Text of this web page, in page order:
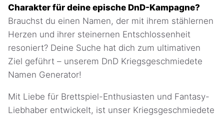
Charakter für deine epische DnD-Kampagne?
Brauchst du einen Namen, der mit ihrem stählernen
Herzen und ihrer steinernen Entschlossenheit
resoniert? Deine Suche hat dich zum ultimativen
Ziel geführt – unserem DnD Kriegsgeschmiedete
Namen Generator!
Mit Liebe für Brettspiel-Enthusiasten und Fantasy-
Liebhaber entwickelt, ist unser Kriegsgeschmiedete